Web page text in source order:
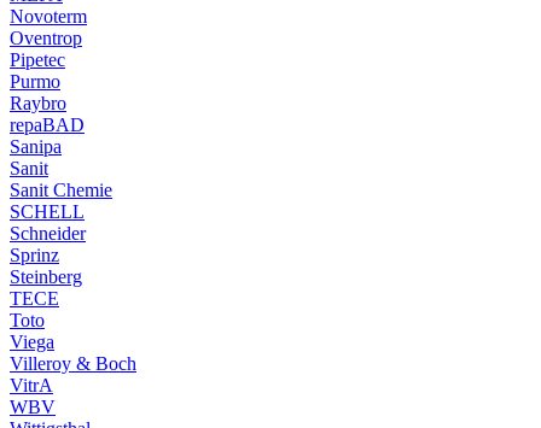
Novoterm
Oventrop
Pipetec
Purmo
Raybro
repaBAD
Sanipa
Sanit
Sanit Chemie
SCHELL
Schneider
Sprinz
Steinberg
TECE
Toto
Viega
Villeroy & Boch
VitrA
WBV